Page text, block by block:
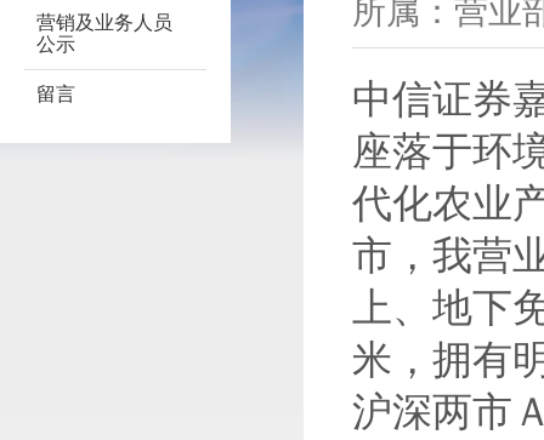
营销及业务人员
公示
留言
所属：营
中信证券
座落于环
代化农业
市，我营
上、地下
米，拥有
沪深两市